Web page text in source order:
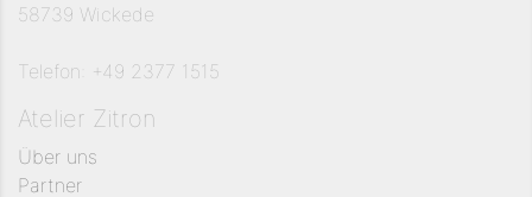
58739 Wickede
Telefon: +49 2377 1515
Atelier Zitron
Über uns
Partner